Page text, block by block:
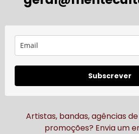
Subscrever
Artistas, bandas, agências
promoções? Envia um